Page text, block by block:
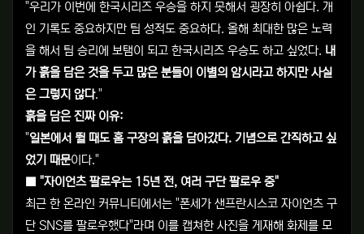
"우리가 이번에 한국시리즈 우승을 하지 못해서 굉장히 아쉽다. 개
인 기록도 중요하지만 팀 성적도 중요하다. 올해 최대한 많은 노력
을 해서 팀 승리에 보탬이 되고 한국시리즈 우승도 하고 싶었다. 내
가 흙을 담은 것을 두고 많은 분들이 이별의 암시라고 하지만 사실
은 그렇지 않다."
흙을 담은 진짜 이유:
"일본에서 뛸 때도 홈 구장의 흙을 담아갔다. 기념으로 간직하고 싶
었기 때문이다."
■ "자이언츠 팔로우는 15년 전, 여러 구단 팔로우 중"
최근 한 온라인 커뮤니티에서는 "폰세가 샌프란시스코 자이언츠 구
단 SNS를 팔로우했다"라며 이를 캡쳐한 사진을 게재해 화제를 모